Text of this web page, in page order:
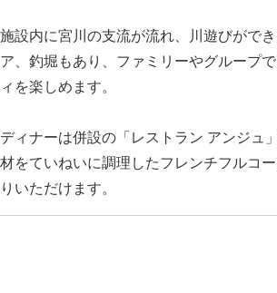
施設内に宮川の支流が流れ、川遊びがで
ア、釣堀もあり、ファミリーやグループ
ィを楽しめます。
ディナーは併設の「レストラン アンジュ
材をていねいに調理したフレンチフルコ
りいただけます。